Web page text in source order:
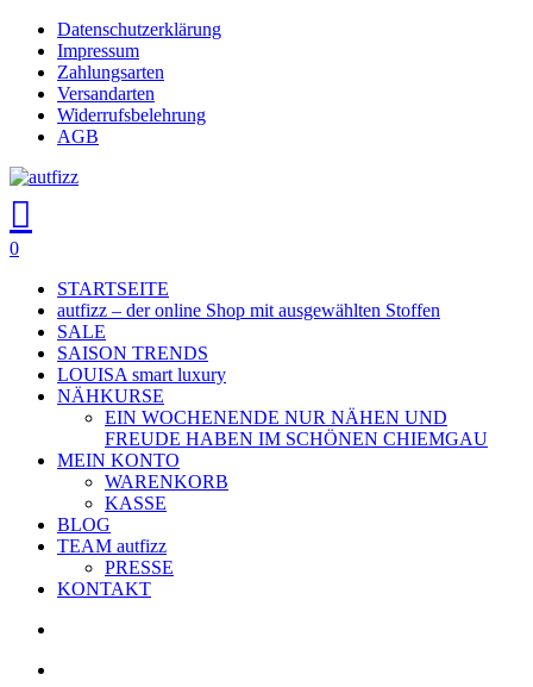
Skip
main
content
Datenschutzerklärung
Impressum
Zahlungsarten
Versandarten
Widerrufsbelehrung
AGB
search
account
0
STARTSEITE
autfizz – der online Shop mit ausgewählten Stoffen
SALE
SAISON TRENDS
LOUISA smart luxury
NÄHKURSE
EIN WOCHENENDE NUR NÄHEN UND
FREUDE HABEN IM SCHÖNEN CHIEMGAU
MEIN KONTO
WARENKORB
KASSE
BLOG
TEAM autfizz
PRESSE
KONTAKT